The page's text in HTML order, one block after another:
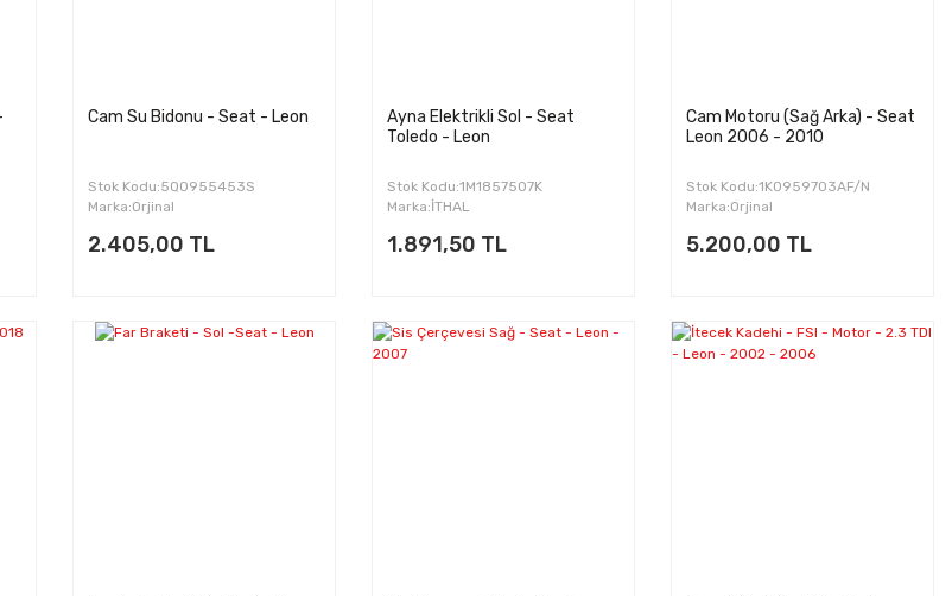
Cam Su Bidonu - Seat - Leon
Stok Kodu:5Q0955453S
Marka:Orjinal
2.405,00 TL
Ayna Elektrikli Sol - Seat
Toledo - Leon
Stok Kodu:1M1857507K
Marka:İTHAL
1.891,50 TL
Cam Motoru (Sağ Arka) - Seat
Leon 2006 - 2010
Stok Kodu:1K0959703AF/N
Marka:Orjinal
5.200,00 TL